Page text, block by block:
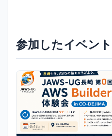
参加したイベント